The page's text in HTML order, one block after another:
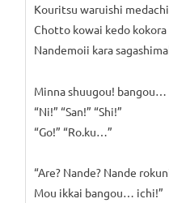
Kouritsu waruishi
Chotto kowai kedo
Nandemoii kara
Minna shuugou! bangou…
“Ni!” “San!” “Shi!”
“Go!” “Ro.ku…”
“Are? Nande? Nande
Mou ikkai bangou… ichi!”